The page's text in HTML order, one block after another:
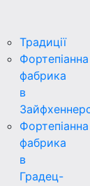
Традиції
Фортепіанна
фабрика
в
Фортепіанна
фабрика
в
Градец-